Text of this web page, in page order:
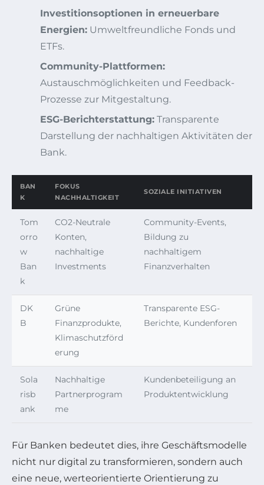
Investitionsoptionen in erneuerbare
Energien: Umweltfreundliche Fonds und
ETFs.
Community-Plattformen:
Austauschmöglichkeiten und Feedback-
Prozesse zur Mitgestaltung.
ESG-Berichterstattung: Transparente
Darstellung der nachhaltigen Aktivitäten der
Bank.
BAN
K
FOKUS
NACHHALTIGKEIT
SOZIALE INITIATIVEN
Tom
orro
w
Ban
k
CO2-Neutrale
Konten,
nachhaltige
Investments
Community-Events,
Bildung zu
nachhaltigem
Finanzverhalten
DK
B
Grüne
Finanzprodukte,
Klimaschutzförd
erung
Transparente ESG-
Berichte, Kundenforen
Sola
risb
ank
Nachhaltige
Partnerprogram
me
Kundenbeteiligung an
Produktentwicklung
Für Banken bedeutet dies, ihre Geschäftsmodelle
nicht nur digital zu transformieren, sondern auch
eine neue, werteorientierte Orientierung zu